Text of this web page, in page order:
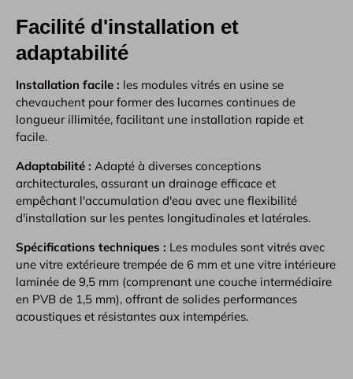
Facilité d'installation et
adaptabilité
Installation facile : les modules vitrés en usine se
chevauchent pour former des lucarnes continues de
longueur illimitée, facilitant une installation rapide et
facile.
Adaptabilité : Adapté à diverses conceptions
architecturales, assurant un drainage efficace et
empêchant l'accumulation d'eau avec une flexibilité
d'installation sur les pentes longitudinales et latérales.
Spécifications techniques : Les modules sont vitrés avec
une vitre extérieure trempée de 6 mm et une vitre intérieure
laminée de 9,5 mm (comprenant une couche intermédiaire
en PVB de 1,5 mm), offrant de solides performances
acoustiques et résistantes aux intempéries.